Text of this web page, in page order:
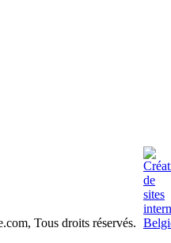
Tous droits réservés.